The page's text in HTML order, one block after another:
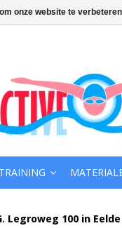
TRAINING
Legroweg 100 in Eelde
onze website te